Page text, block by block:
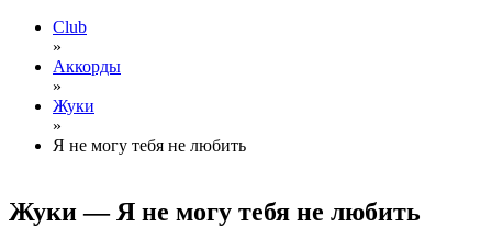
Club
»
Аккорды
»
Жуки
»
Я не могу тебя не любить
Жуки — Я не могу тебя не любить